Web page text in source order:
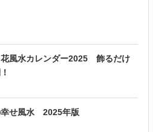
風水カレンダー2025 飾るだけ
幸せ風水 2025年版